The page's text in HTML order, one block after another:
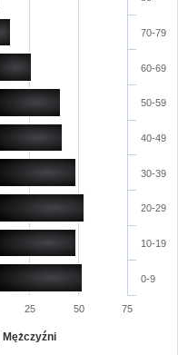
Mężczyźni
0-9
10-19
20-29
30-39
40-49
50-59
60-69
70-79
25 50 75